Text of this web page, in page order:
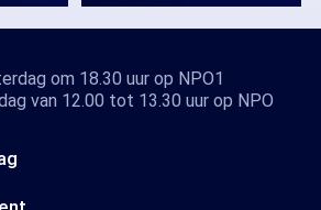
om 18.30 uur op NPO1
van 12.00 tot 13.30 uur op NPO